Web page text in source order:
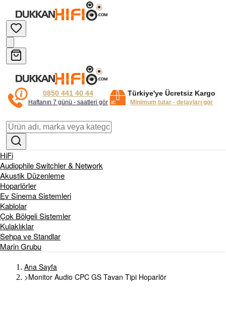
0850 441 40 44
Haftanın 7 günü - saatleri gör
Türkiye'ye Ücretsiz Kargo
Minimum tutar - detayları gör
HiFi
Audiophile Switchler & Network
Akustik Düzenleme
Hoparlörler
Ev Sinema Sistemleri
Kablolar
Çok Bölgeli Sistemler
Kulaklıklar
Sehpa ve Standlar
Marin Grubu
Ana Sayfa
>Monitor Audio CPC GS Tavan Tipi Hoparlör